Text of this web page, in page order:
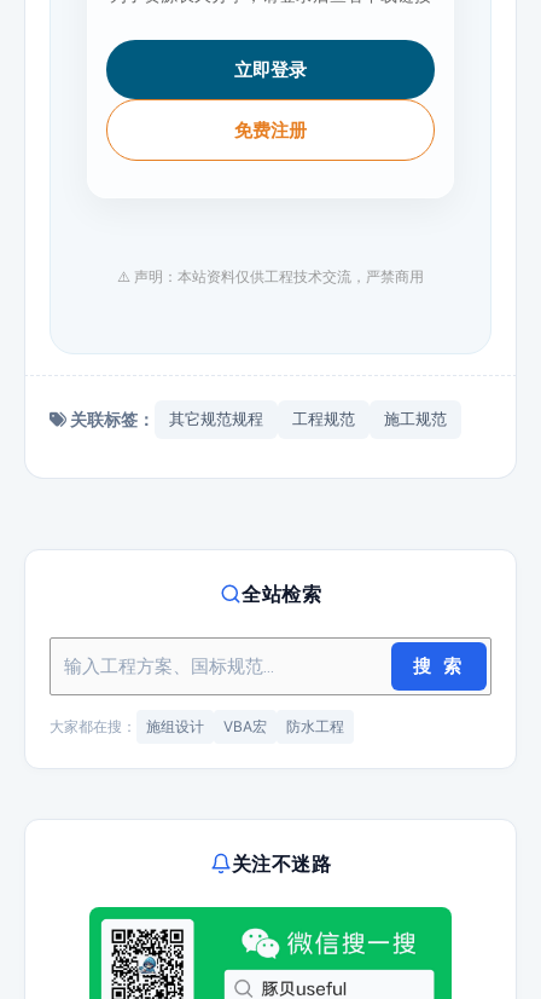
立即登录
免费注册
⚠️ 声明：本站资料仅供工程技术交流，严禁商用
关联标签： 其它规范规程 工程规范 施工规范
全站检索
搜 索
大家都在搜： 施组设计 VBA宏 防水工程
关注不迷路